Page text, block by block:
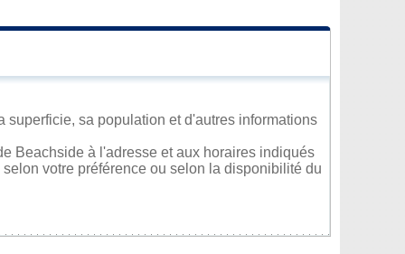
superficie, sa population et d'autres informations
Beachside à l'adresse et aux horaires indiqués
votre préférence ou selon la disponibilité du